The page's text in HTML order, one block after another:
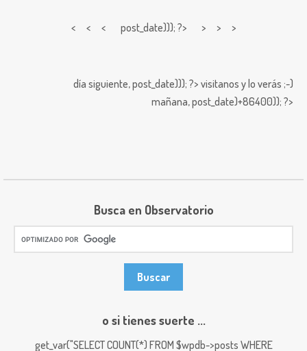
< < < post_date))); ?> > > >
día siguiente,post_date))); ?> visitanos y lo verás ;-)
mañana,post_date)+86400)); ?>
Busca en Observatorio
o si tienes suerte ...
get_var("SELECT COUNT(*) FROM $wpdb->posts WHERE